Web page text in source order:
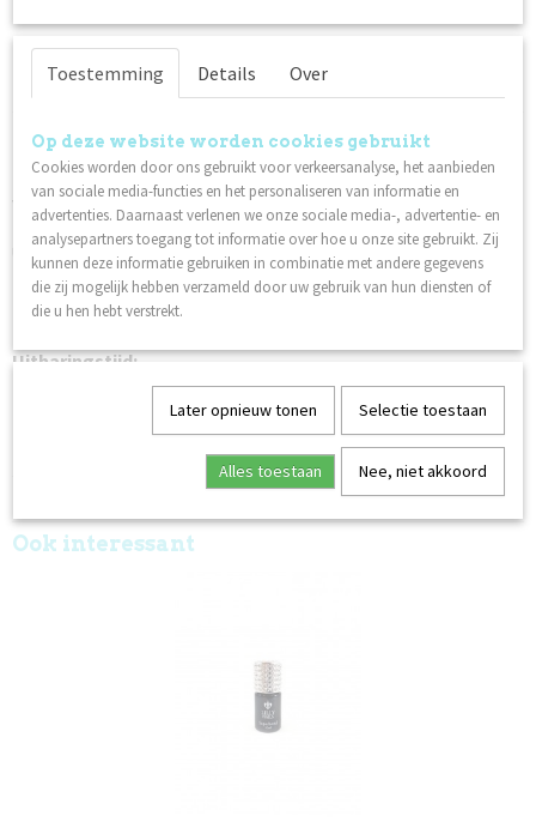
Specificaties
12103
Netto gewicht
0,14 Kg
Omschrijving
Met Invicta kun je nagels in al zijn vormen creëren, van
versteviging tot ballerinavorm, met een diepe, scherpe smile-
line. Gemakkelijk te knijpen. Omdat Invicta als gel UV-
uithardend is, heeft u bij het aanbrengen geen tijdsdruk zoals
bij acryl. Het is steviger dan gewone gel en loopt niet uit.
Invicta moet samen met andere producten in het Lilly Nails
Invicta-systeem worden gebruikt.
Uitharingstijd:
2 minuten in de UV-lamp
60 seconden in de UV/LED-lamp
Ook interessant
Toestemming Details Over
Op deze website worden cookies gebruikt
Cookies worden door ons gebruikt voor verkeersanalyse, het aanbieden
van sociale media-functies en het personaliseren van informatie en
advertenties. Daarnaast verlenen we onze sociale media-, advertentie- en
analysepartners toegang tot informatie over hoe u onze site gebruikt. Zij
kunnen deze informatie gebruiken in combinatie met andere gegevens
die zij mogelijk hebben verzameld door uw gebruik van hun diensten of
die u hen hebt verstrekt.
Later opnieuw tonen Selectie toestaan
Alles toestaan Nee, niet akkoord